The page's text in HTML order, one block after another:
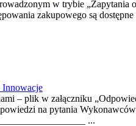
w trybie
zakupowego są
Innowacje
– plik w załączniku
na pytania
...